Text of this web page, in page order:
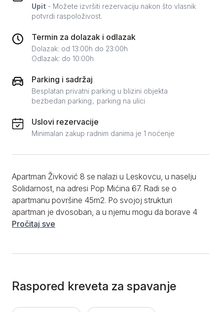
Upit - Možete izvršiti rezervaciju nakon što vlasnik
potvrdi raspoloživost.
Termin za dolazak i odlazak
Dolazak: od 13:00h do 23:00h
Odlazak: do 10:00h
Parking i sadržaj
Besplatan privatni parking u blizini objekta
bezbedan parking parking na ulici
Uslovi rezervacije
Minimalan zakup radnim danima je 1 noćenje
Apartman Živković 8 se nalazi u Leskovcu, u naselju
Solidarnost, na adresi Pop Mićina 67. Radi se o
apartmanu površine 45m2. Po svojoj strukturi
apartman je dvosoban, a u njemu mogu da borave 4
osobe. Apartman Živković 8 raspolaže sa dve sobe.
tuš kabinom, a gostima su na raspolaganju i fen, čisti
peškiri i papuče. Od dodatnih pgodnosti, apartman je
klimatizovan, obezbeđen je bespltana WiFi, kao i
Pročitaj sve
Raspored kreveta za spavanje